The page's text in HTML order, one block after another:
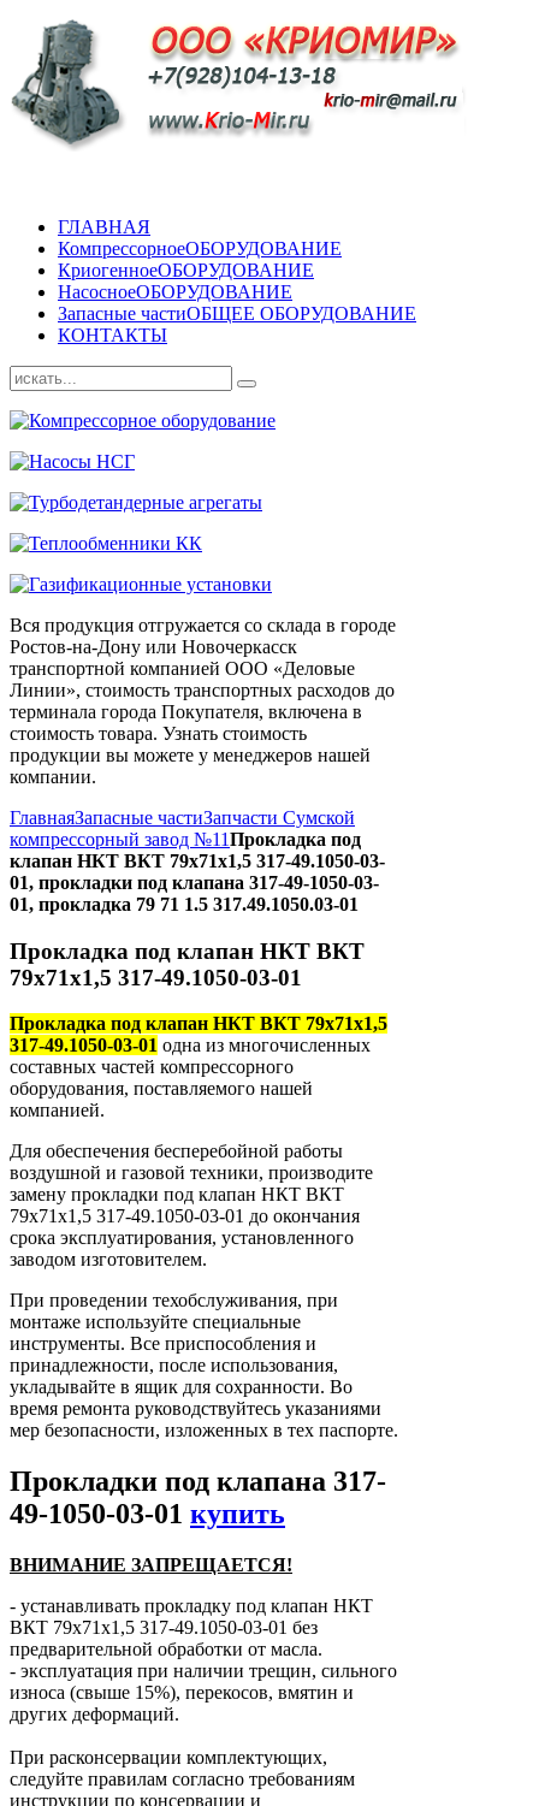
ГЛАВНАЯ
КомпрессорноеОБОРУДОВАНИЕ
КриогенноеОБОРУДОВАНИЕ
НасосноеОБОРУДОВАНИЕ
Запасные частиОБЩЕЕ ОБОРУДОВАНИЕ
КОНТАКТЫ
Вся продукция отгружается со склада в городе
Ростов-на-Дону или Новочеркасск
транспортной компанией ООО «Деловые
Линии», стоимость транспортных расходов до
терминала города Покупателя, включена в
стоимость товара. Узнать стоимость
продукции вы можете у менеджеров нашей
компании.
ГлавнаяЗапасные частиЗапчасти Сумской
компрессорный завод №11Прокладка под
клапан НКТ ВКТ 79х71х1,5 317-49.1050-03-
01, прокладки под клапана 317-49-1050-03-
01, прокладка 79 71 1.5 317.49.1050.03-01
Прокладка под клапан НКТ ВКТ
79х71х1,5 317-49.1050-03-01
Прокладка под клапан НКТ ВКТ 79х71х1,5
317-49.1050-03-01 одна из многочисленных
составных частей компрессорного
оборудования, поставляемого нашей
компанией.
Для обеспечения бесперебойной работы
воздушной и газовой техники, производите
замену прокладки под клапан НКТ ВКТ
79х71х1,5 317-49.1050-03-01 до окончания
срока эксплуатирования, установленного
заводом изготовителем.
При проведении техобслуживания, при
монтаже используйте специальные
инструменты. Все приспособления и
принадлежности, после использования,
укладывайте в ящик для сохранности. Во
время ремонта руководствуйтесь указаниями
мер безопасности, изложенных в тех паспорте.
Прокладки под клапана 317-
49-1050-03-01 купить
ВНИМАНИЕ ЗАПРЕЩАЕТСЯ!
- устанавливать прокладку под клапан НКТ
ВКТ 79х71х1,5 317-49.1050-03-01 без
предварительной обработки от масла.
- эксплуатация при наличии трещин, сильного
износа (свыше 15%), перекосов, вмятин и
других деформаций.
При расконсервации комплектующих,
следуйте правилам согласно требованиям
инструкции по консервации и